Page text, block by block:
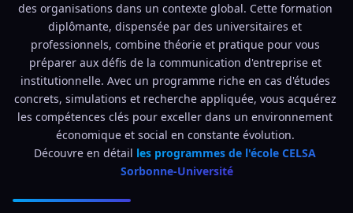
des organisations dans un contexte global. Cette formation
diplômante, dispensée par des universitaires et
professionnels, combine théorie et pratique pour vous
préparer aux défis de la communication d'entreprise et
institutionnelle. Avec un programme riche en cas d'études
concrets, simulations et recherche appliquée, vous acquérez
les compétences clés pour exceller dans un environnement
économique et social en constante évolution.
Découvre en détail les programmes de l'école CELSA
Sorbonne-Université